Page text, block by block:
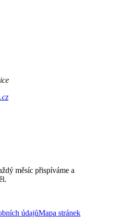
měsíc přispíváme a
údajůMapa stránek